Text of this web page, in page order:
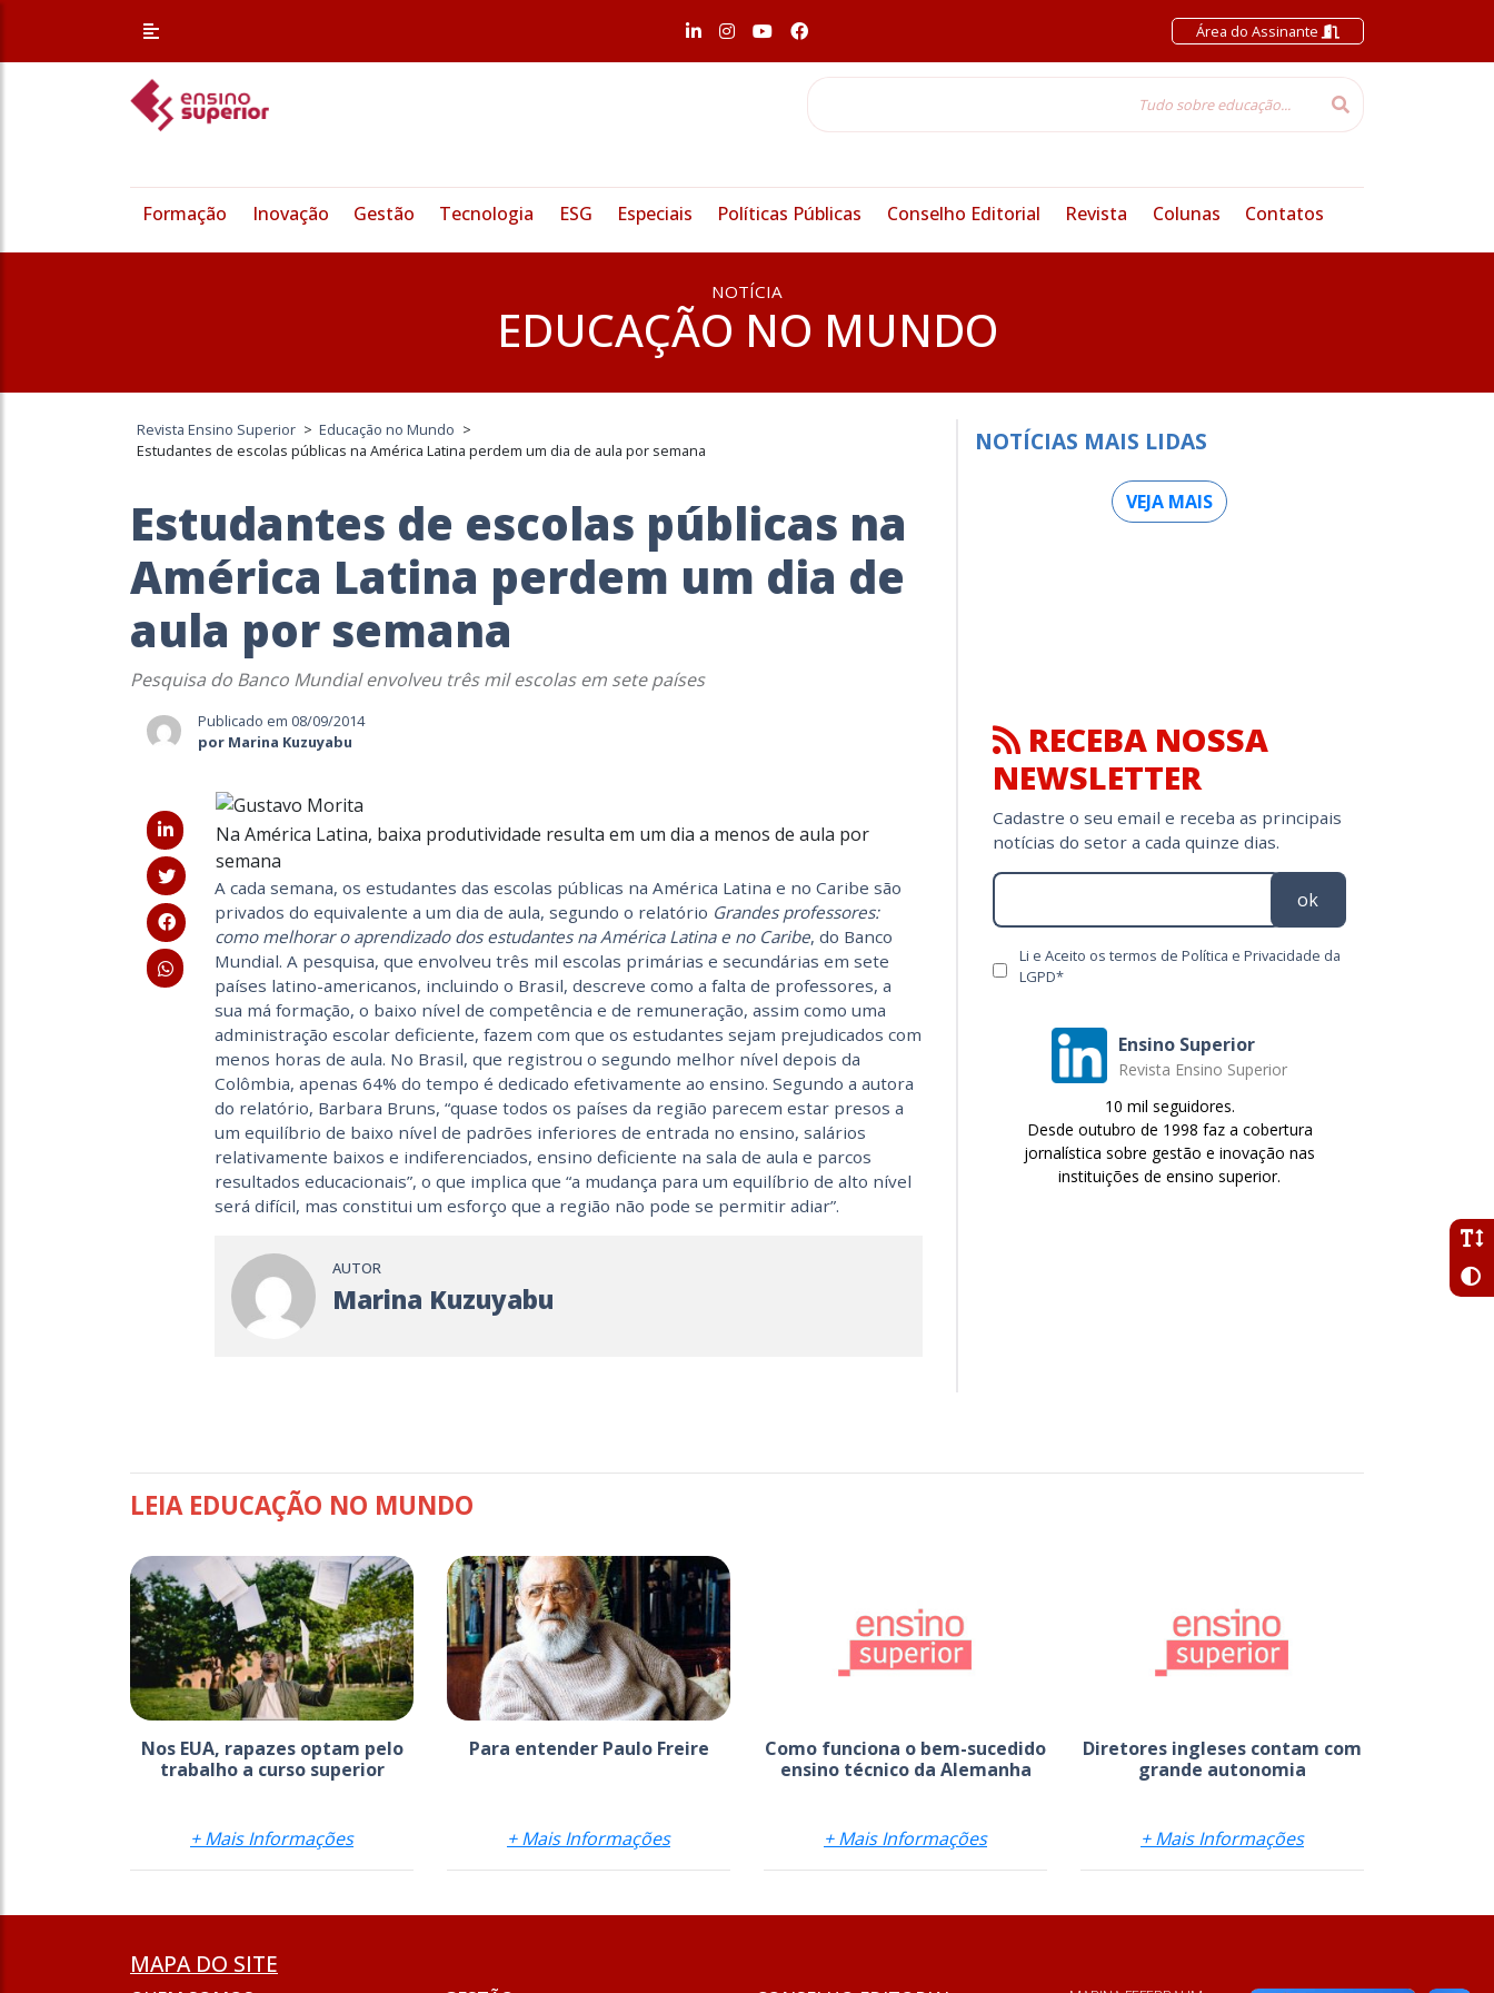
Área do Assinante
Formação Inovação Gestão Tecnologia ESG Especiais Políticas Públicas Conselho Editorial Revista Colunas Contatos
NOTÍCIA
EDUCAÇÃO NO MUNDO
Revista Ensino Superior > Educação no Mundo >
Estudantes de escolas públicas na América Latina perdem um dia de aula por semana
Estudantes de escolas públicas na
América Latina perdem um dia de
aula por semana
Pesquisa do Banco Mundial envolveu três mil escolas em sete países
Publicado em 08/09/2014
por Marina Kuzuyabu
Na América Latina, baixa produtividade resulta em um dia a menos de aula por
semana
A cada semana, os estudantes das escolas públicas na América Latina e no Caribe são
privados do equivalente a um dia de aula, segundo o relatório Grandes professores:
como melhorar o aprendizado dos estudantes na América Latina e no Caribe, do Banco
Mundial. A pesquisa, que envolveu três mil escolas primárias e secundárias em sete
países latino-americanos, incluindo o Brasil, descreve como a falta de professores, a
sua má formação, o baixo nível de competência e de remuneração, assim como uma
administração escolar deficiente, fazem com que os estudantes sejam prejudicados com
menos horas de aula. No Brasil, que registrou o segundo melhor nível depois da
Colômbia, apenas 64% do tempo é dedicado efetivamente ao ensino. Segundo a autora
do relatório, Barbara Bruns, “quase todos os países da região parecem estar presos a
um equilíbrio de baixo nível de padrões inferiores de entrada no ensino, salários
relativamente baixos e indiferenciados, ensino deficiente na sala de aula e parcos
resultados educacionais”, o que implica que “a mudança para um equilíbrio de alto nível
será difícil, mas constitui um esforço que a região não pode se permitir adiar”.
AUTOR
Marina Kuzuyabu
NOTÍCIAS MAIS LIDAS
VEJA MAIS
RECEBA NOSSA
NEWSLETTER
Cadastre o seu email e receba as principais
notícias do setor a cada quinze dias.
ok
Li e Aceito os termos de Política e Privacidade da
LGPD*
Ensino Superior
Revista Ensino Superior
10 mil seguidores.
Desde outubro de 1998 faz a cobertura
jornalística sobre gestão e inovação nas
instituições de ensino superior.
LEIA EDUCAÇÃO NO MUNDO
Nos EUA, rapazes optam pelo
trabalho a curso superior
+ Mais Informações
Para entender Paulo Freire
+ Mais Informações
Como funciona o bem-sucedido
ensino técnico da Alemanha
+ Mais Informações
Diretores ingleses contam com
grande autonomia
+ Mais Informações
MAPA DO SITE